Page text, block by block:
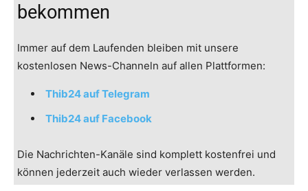
bekommen
Immer auf dem Laufenden bleiben mit unsere
kostenlosen News-Channeln auf allen Plattformen:
Thib24 auf Telegram
Thib24 auf Facebook
Die Nachrichten-Kanäle sind komplett kostenfrei und
können jederzeit auch wieder verlassen werden.